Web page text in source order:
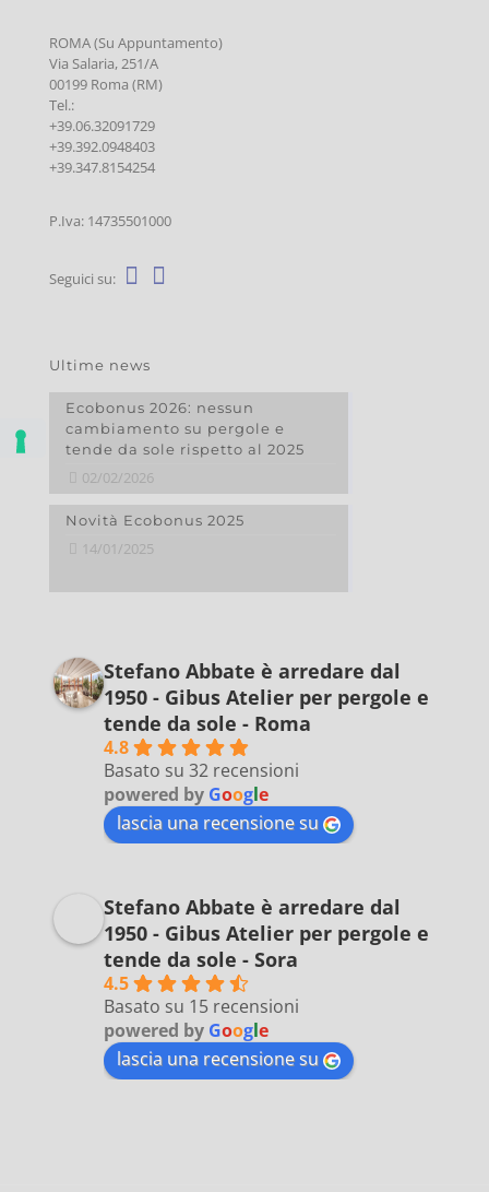
ROMA (Su Appuntamento)
Via Salaria, 251/A
00199 Roma (RM)
Tel.:
+39.06.32091729
+39.392.0948403
+39.347.8154254
P.Iva: 14735501000
Seguici su:
Ultime news
Ecobonus 2026: nessun
cambiamento su pergole e
tende da sole rispetto al 2025
02/02/2026
Novità Ecobonus 2025
14/01/2025
Stefano Abbate è arredare dal
1950 - Gibus Atelier per pergole e
tende da sole - Roma
4.8
Basato su 32 recensioni
powered by Google
lascia una recensione su
Stefano Abbate è arredare dal
1950 - Gibus Atelier per pergole e
tende da sole - Sora
4.5
Basato su 15 recensioni
powered by Google
lascia una recensione su